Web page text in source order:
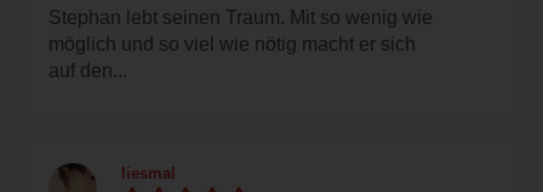
Stephan lebt seinen Traum. Mit so wenig wie
möglich und so viel wie nötig macht er sich
auf den...
liesmal